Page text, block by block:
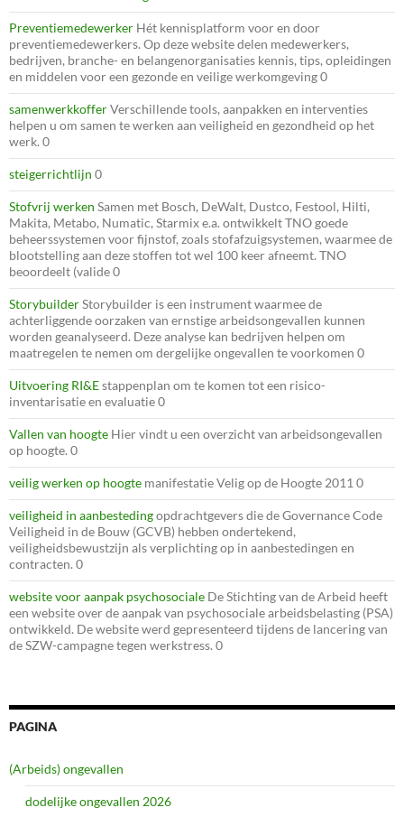
Preventiemedewerker Hét kennisplatform voor en door
preventiemedewerkers. Op deze website delen medewerkers,
bedrijven, branche- en belangenorganisaties kennis, tips, opleidingen
en middelen voor een gezonde en veilige werkomgeving 0
samenwerkkofferVerschillende tools, aanpakken en interventies
helpen u om samen te werken aan veiligheid en gezondheid op het
werk. 0
steigerrichtlijn 0
Stofvrij werken Samen met Bosch, DeWalt, Dustco, Festool, Hilti,
Makita, Metabo, Numatic, Starmix e.a. ontwikkelt TNO goede
beheerssystemen voor fijnstof, zoals stofafzuigsystemen, waarmee de
blootstelling aan deze stoffen tot wel 100 keer afneemt. TNO
beoordeelt (valide 0
StorybuilderStorybuilder is een instrument waarmee de
achterliggende oorzaken van ernstige arbeidsongevallen kunnen
worden geanalyseerd. Deze analyse kan bedrijven helpen om
maatregelen te nemen om dergelijke ongevallen te voorkomen 0
Uitvoering RI&Estappenplan om te komen tot een risico-
inventarisatie en evaluatie 0
Vallen van hoogte Hier vindt u een overzicht van arbeidsongevallen
op hoogte. 0
veilig werken op hoogte manifestatie Velig op de Hoogte 2011 0
veiligheid in aanbestedingopdrachtgevers die de Governance Code
Veiligheid in de Bouw (GCVB) hebben ondertekend,
veiligheidsbewustzijn als verplichting op in aanbestedingen en
contracten. 0
website voor aanpak psychosociale De Stichting van de Arbeid heeft
een website over de aanpak van psychosociale arbeidsbelasting (PSA)
ontwikkeld. De website werd gepresenteerd tijdens de lancering van
de SZW-campagne tegen werkstress. 0
PAGINA
(Arbeids) ongevallen
dodelijke ongevallen 2026